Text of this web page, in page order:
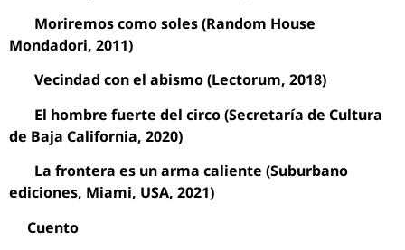
Moriremos como soles (Random House
Mondadori, 2011)
Vecindad con el abismo (Lectorum, 2018)
El hombre fuerte del circo (Secretaría de Cultura
de Baja California, 2020)
La frontera es un arma caliente (Suburbano
ediciones, Miami, USA, 2021)
Cuento